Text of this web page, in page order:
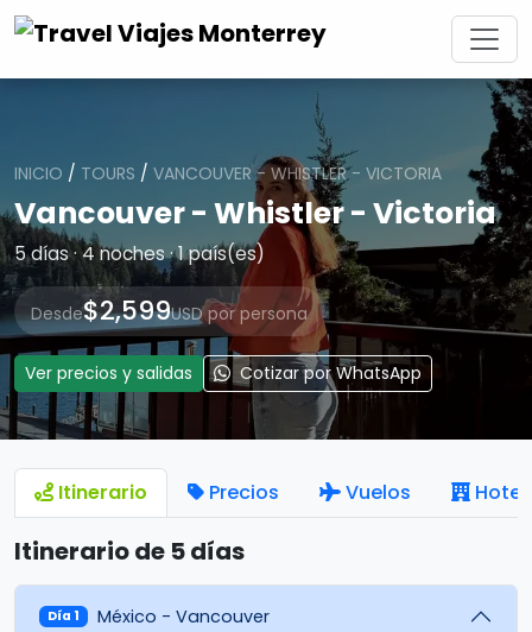
INICIO / TOURS / VANCOUVER - WHISTLER - VICTORIA
Vancouver - Whistler - Victoria
5 días · 4 noches · 1 país(es)
Desde$2,599USD por persona
Ver precios y salidas Cotizar por WhatsApp
Itinerario Precios Vuelos
Itinerario de 5 días
Día 1 México - Vancouver